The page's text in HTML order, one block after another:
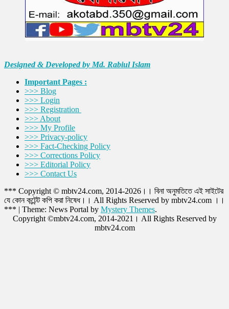
Designed & Developed by Md. Rabiul Islam
Important Pages :
>>> Blog
>>> Login
>>> Registration
>>> About
>>> My Profile
>>> Privacy-policy
>>> Fact-Checking Policy
>>> Corrections Policy
>>> Editorial Policy
>>> Contact Us
*** Copyright © mbtv24.com, 2014-2026।। বিনা অনুমতিতে এই সাইটের
যে কোন কন্টেন্ট কপি করা নিষেধ।। All Rights Reserved by mbtv24.com ।।
*** | Theme: News Portal by Mystery Themes.
Copyright ©mbtv24.com, 2014-2021। All Rights Reserved by
mbtv24.com